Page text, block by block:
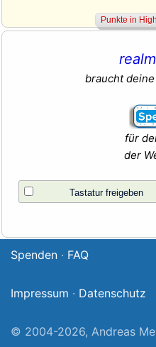
braucht
für
der
Tastatur freigeben
Spenden · FAQ
Impressum · Datenschutz
© 2004-2026, Andreas